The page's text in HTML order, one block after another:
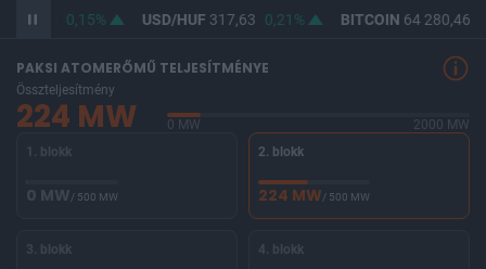
365,96 0,15% USD/HUF317,63 0,21% BITCOIN64 280,46
PAKSI ATOMERŐMŰ TELJESÍTMÉNYE
Összteljesítmény
224 MW 0 MW
2000 MW
1. blokk
0 MW/ 500 MW
2. blokk
224 MW/ 500 MW
3. blokk 4. blokk